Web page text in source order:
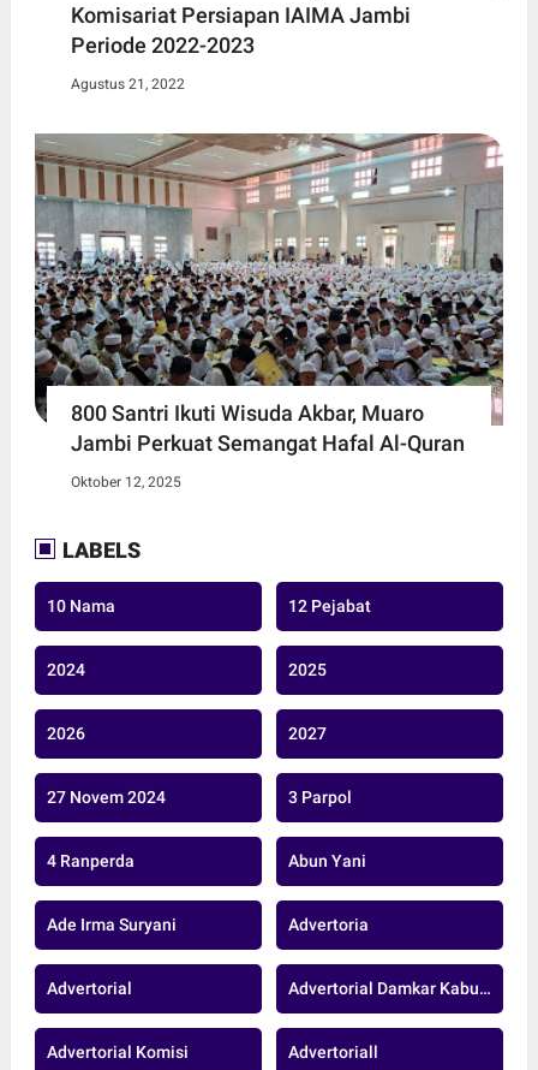
Komisariat Persiapan IAIMA Jambi
Periode 2022-2023
Agustus 21, 2022
800 Santri Ikuti Wisuda Akbar, Muaro
Jambi Perkuat Semangat Hafal Al-Quran
Oktober 12, 2025
LABELS
10 Nama 12 Pejabat
2024 2025
2026 2027
27 Novem 2024 3 Parpol
4 Ranperda Abun Yani
Ade Irma Suryani Advertoria
Advertorial Advertorial Damkar Kabupaten Muaro Jambi
Advertorial Komisi Advertoriall